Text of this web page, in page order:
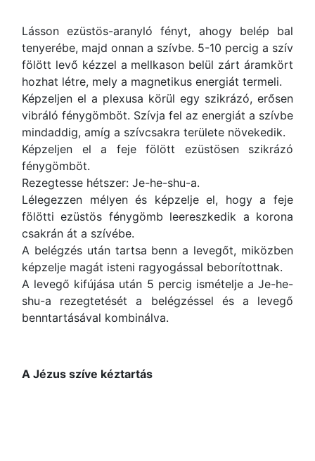
Lásson ezüstös-aranyló fényt, ahogy belép bal
tenyerébe, majd onnan a szívbe. 5-10 percig a szív
fölött levő kézzel a mellkason belül zárt áramkört
hozhat létre, mely a magnetikus energiát termeli.
Képzeljen el a plexusa körül egy szikrázó, erősen
vibráló fénygömböt. Szívja fel az energiát a szívbe
mindaddig, amíg a szívcsakra területe növekedik.
Képzeljen el a feje fölött ezüstösen szikrázó
fénygömböt.
Rezegtesse hétszer: Je-he-shu-a.
Lélegezzen mélyen és képzelje el, hogy a feje
fölötti ezüstös fénygömb leereszkedik a korona
csakrán át a szívébe.
A belégzés után tartsa benn a levegőt, miközben
képzelje magát isteni ragyogással beborítottnak.
A levegő kifújása után 5 percig ismételje a Je-he-
shu-a rezegtetését a belégzéssel és a levegő
benntartásával kombinálva.
A Jézus szíve kéztartás